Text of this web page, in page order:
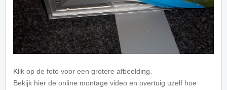
Klik op de foto voor een grotere afbeelding.
Bekijk hier de online montage video en overtuig uzelf hoe